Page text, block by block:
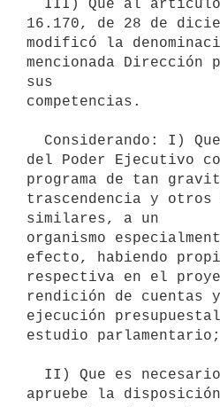
16.170, de 28 de
modificó la
mencionada Dirección
sus
competencias.
del Poder Ejecutivo
programa de tan
trascendencia y
similares, a un
organismo
efecto, habiendo
respectiva en el
rendición de cuentas
ejecución
estudio parlamentario;
apruebe la